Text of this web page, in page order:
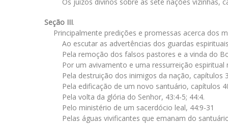
Os juízos divinos sobre as sete nações vizinhas,
Seção III.
Principalmente predições e promessas acerca dos
Ao escutar as advertências dos guardas
Pela remoção dos falsos pastores e a vinda do
Por um avivamento e uma ressurreição
Pela destruição dos inimigos da nação, capítulos
Pela edificação de um novo santuário, capítulos
Pela volta da glória do Senhor, 43:4-5; 44:4.
Pelo ministério de um sacerdócio leal, 44:9-31
Pelas águas vivificantes que emanam do